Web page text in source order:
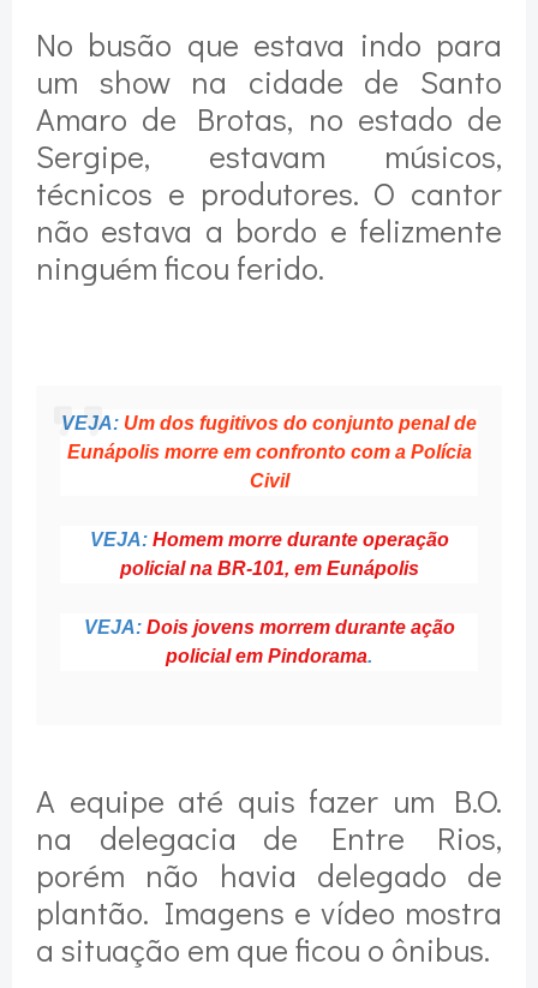
No busão que estava indo para
um show na cidade de Santo
Amaro de Brotas, no estado de
Sergipe, estavam músicos,
técnicos e produtores. O cantor
não estava a bordo e felizmente
ninguém ficou ferido.
VEJA: Um dos fugitivos do conjunto penal de
Eunápolis morre em confronto com a Polícia
Civil
VEJA: Homem morre durante operação
policial na BR-101, em Eunápolis
VEJA: Dois jovens morrem durante ação
policial em Pindorama.
A equipe até quis fazer um B.O.
na delegacia de Entre Rios,
porém não havia delegado de
plantão. Imagens e vídeo mostra
a situação em que ficou o ônibus.